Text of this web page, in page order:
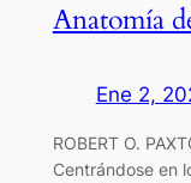
Anatomía
Ene 2,
ROBERT O.
Centrándose en